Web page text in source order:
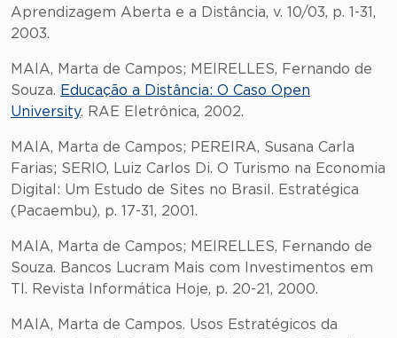
Aprendizagem Aberta e a Distância, v. 10/03, p. 1-31,
2003.
MAIA, Marta de Campos; MEIRELLES, Fernando de
Souza. Educação a Distância: O Caso Open
University. RAE Eletrônica, 2002.
MAIA, Marta de Campos; PEREIRA, Susana Carla
Farias; SERIO, Luiz Carlos Di. O Turismo na Economia
Digital: Um Estudo de Sites no Brasil. Estratégica
(Pacaembu), p. 17-31, 2001.
MAIA, Marta de Campos; MEIRELLES, Fernando de
Souza. Bancos Lucram Mais com Investimentos em
TI. Revista Informática Hoje, p. 20-21, 2000.
MAIA, Marta de Campos. Usos Estratégicos da